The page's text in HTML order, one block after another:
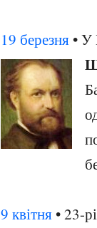
19 березня • У
9 квітня • 23-